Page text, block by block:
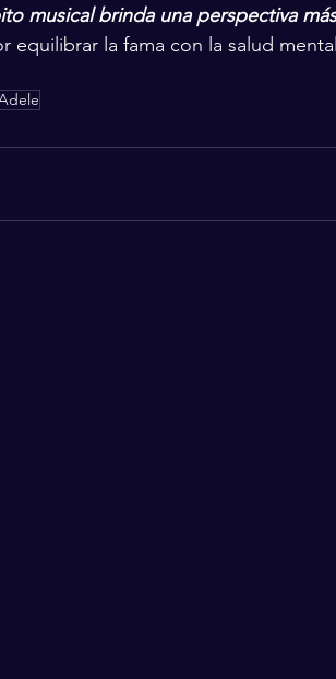
musical brinda una perspectiva
equilibrar la fama con la salud